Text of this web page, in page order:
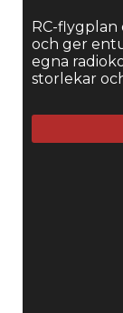
RC-
och ger
egna
storlekar